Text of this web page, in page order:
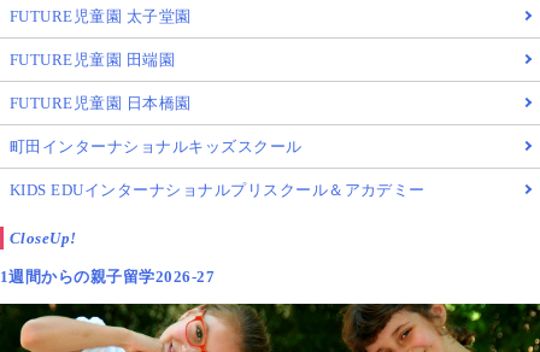
FUTURE児童園 太子堂園
FUTURE児童園 田端園
FUTURE児童園 日本橋園
町田インターナショナルキッズスクール
KIDS EDUインターナショナルプリスクール＆アカデミー
CloseUp!
1週間からの親子留学2026-27